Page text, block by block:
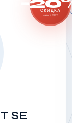
СКИДКА
на все МРТ
SE